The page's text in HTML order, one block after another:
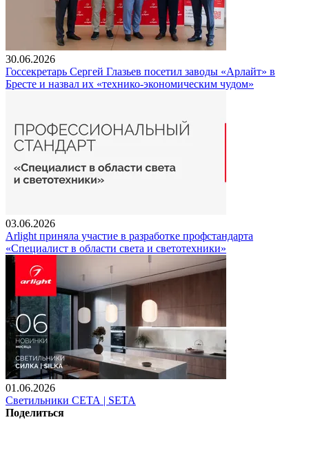
30.06.2026
Госсекретарь Сергей Глазьев посетил заводы «Арлайт» в
Бресте и назвал их «технико-экономическим чудом»
03.06.2026
Arlight приняла участие в разработке профстандарта
«Специалист в области света и светотехники»
01.06.2026
Светильники СЕТА | SETA
Поделиться